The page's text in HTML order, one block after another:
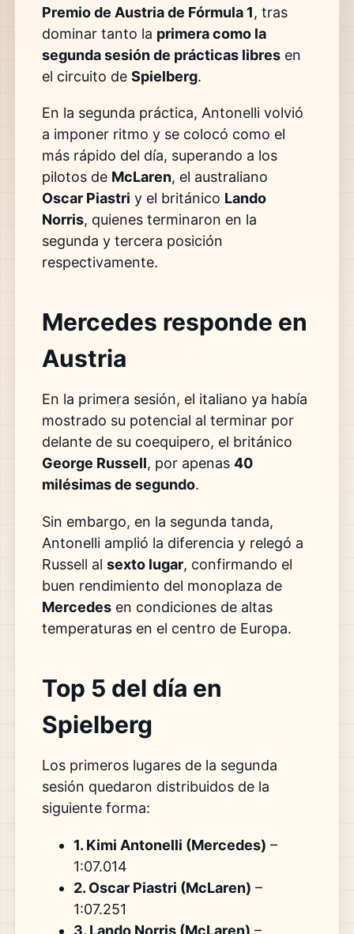
Premio de Austria de Fórmula 1, tras
dominar tanto la primera como la
segunda sesión de prácticas libresen
el circuito de Spielberg.
En la segunda práctica, Antonelli volvió
a imponer ritmo y se colocó como el
más rápido del día, superando a los
pilotos de McLaren, el australiano
Oscar Piastri y el británico Lando
Norris, quienes terminaron en la
segunda y tercera posición
respectivamente.
Mercedes responde en
Austria
En la primera sesión, el italiano ya había
mostrado su potencial al terminar por
delante de su coequipero, el británico
George Russell, por apenas 40
milésimas de segundo.
Sin embargo, en la segunda tanda,
Antonelli amplió la diferencia y relegó a
Russell al sexto lugar, confirmando el
buen rendimiento del monoplaza de
Mercedesen condiciones de altas
temperaturas en el centro de Europa.
Top 5 del día en
Spielberg
Los primeros lugares de la segunda
sesión quedaron distribuidos de la
siguiente forma:
1. Kimi Antonelli (Mercedes) –
1:07.014
2. Oscar Piastri (McLaren) –
1:07.251
3. Lando Norris (McLaren) –